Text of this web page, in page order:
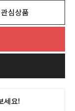
관심상품